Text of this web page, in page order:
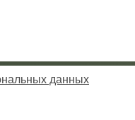
данных